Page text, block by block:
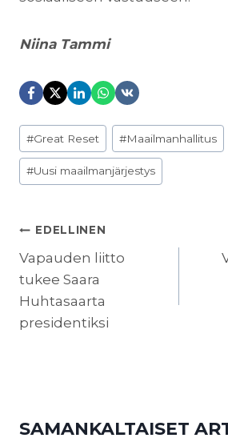
Niina Tammi
Avainsanat:
#Great Reset #Maailmanhallitus
#Uusi maailmanjärjestys
ARTIKKELIEN
SELAUS
EDELLINEN
Vapauden liitto
tukee Saara
Huhtasaarta
presidentiksi
SAMANKALTAISET